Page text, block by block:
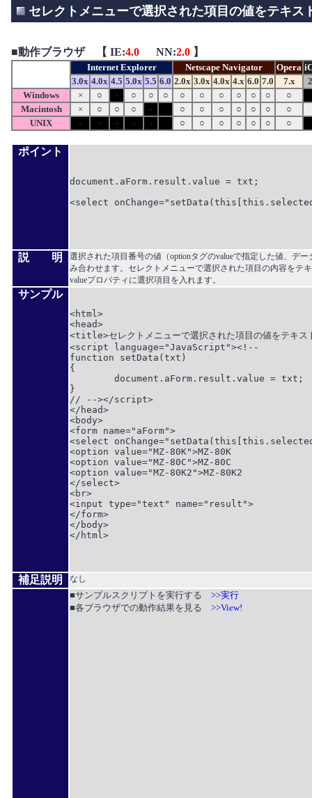
セレクトメニューで選択された項目の値をテキス
■動作ブラウザ 【 IE:4.0 NN:2.0 】
Internet Explorer Netscape Navigator Opera
3.0x 4.0x 4.5 5.0x 5.5 6.0 2.0x 3.0x 4.0x 4.x 6.0 7.0 7.x
Windows
× ○ - ○ ○ ○ ○ ○ ○ ○ ○ ○
○
Macintosh
× ○ ○ ○ - ○ ○ ○ ○ ○ ○ ○
UNIX
- - - - - ○ ○ ○ ○ ○ ○ ○
ポイント
document.aForm.result.value = txt;
<select
説 明
選択された項目番号の値（optionタグのvalueで指定した値、デ
み合わせます。セレクトメニューで選択された項目の内容をテ
valueプロパティに選択項目を入れます。
サンプル
<html>
<head>
<title>セレクトメニューで選択された項目の値をテキ
<script language="JavaScript"><!--
function setData(txt)
{
}
// --></script>
</head>
<body>
<form name="aForm">
<select
<option value="MZ-80K">MZ-80K
<option value="MZ-80C">MZ-80C
<option value="MZ-80K2">MZ-80K2
</select>
<br>
<input type="text" name="result">
</form>
</body>
</html>
補足説明 なし
■サンプルスクリプトを実行する >>実行
■各ブラウザでの動作結果を見る >>View!